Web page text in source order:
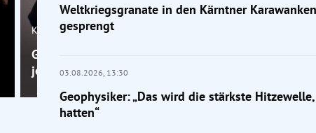
Klimakrise
Geophysiker: „Das wird die stärkste Hitzewelle, die
je hatten“
Weltkriegsgranate in den Kärntner
gesprengt
03.08.2026, 13:30
Geophysiker: „Das wird die stärkste
hatten“